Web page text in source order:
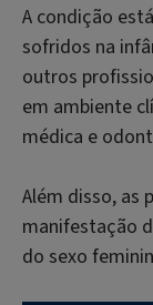
A condição
sofridos na
outros
em ambiente
médica e
Além disso, as
manifestação
do sexo